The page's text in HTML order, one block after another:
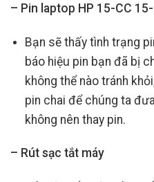
– Pin laptop HP 15-CC
Bạn sẽ thấy tình trạng
báo hiệu pin bạn đã bị
không thể nào tránh
pin chai để chúng ta
không nên thay pin.
– Rút sạc tắt máy